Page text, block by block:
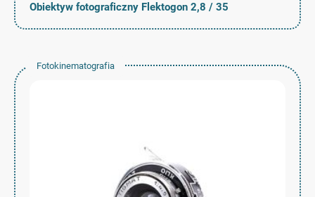
Obiektyw fotograficzny Flektogon 2,8 / 35
Fotokinematografia